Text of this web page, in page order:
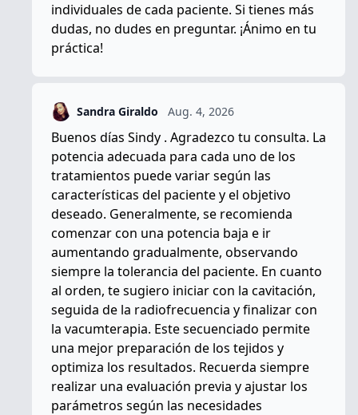
individuales de cada paciente. Si tienes más
dudas, no dudes en preguntar. ¡Ánimo en tu
práctica!
Sandra Giraldo Aug. 4, 2026
Buenos días Sindy . Agradezco tu consulta. La
potencia adecuada para cada uno de los
tratamientos puede variar según las
características del paciente y el objetivo
deseado. Generalmente, se recomienda
comenzar con una potencia baja e ir
aumentando gradualmente, observando
siempre la tolerancia del paciente. En cuanto
al orden, te sugiero iniciar con la cavitación,
seguida de la radiofrecuencia y finalizar con
la vacumterapia. Este secuenciado permite
una mejor preparación de los tejidos y
optimiza los resultados. Recuerda siempre
realizar una evaluación previa y ajustar los
parámetros según las necesidades